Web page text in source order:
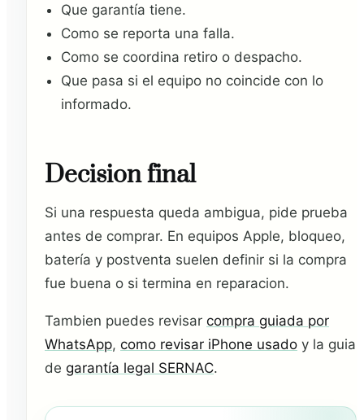
Que garantía tiene.
Como se reporta una falla.
Como se coordina retiro o despacho.
Que pasa si el equipo no coincide con lo
informado.
Decision final
Si una respuesta queda ambigua, pide prueba
antes de comprar. En equipos Apple, bloqueo,
batería y postventa suelen definir si la compra
fue buena o si termina en reparacion.
Tambien puedes revisar compra guiada por
WhatsApp, como revisar iPhone usado y la guia
de garantía legal SERNAC.